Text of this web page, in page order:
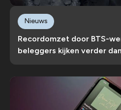
Recordomzet door BTS-
beleggers kijken verder
Nieuws